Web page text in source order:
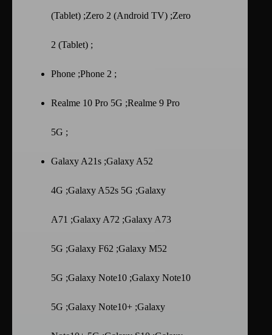
(Tablet) ;Zero 2 (Android TV) ;Zero
2 (Tablet) ;
Phone ;Phone 2 ;
Realme 10 Pro 5G ;Realme 9 Pro
5G ;
Galaxy A21s ;Galaxy A52
4G ;Galaxy A52s 5G ;Galaxy
A71 ;Galaxy A72 ;Galaxy A73
5G ;Galaxy F62 ;Galaxy M52
5G ;Galaxy Note10 ;Galaxy Note10
5G ;Galaxy Note10+ ;Galaxy